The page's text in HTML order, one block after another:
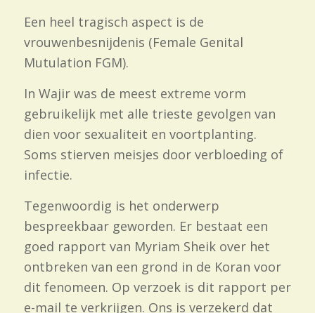
Een heel tragisch aspect is de
vrouwenbesnijdenis (Female Genital
Mutulation FGM).
In Wajir was de meest extreme vorm
gebruikelijk met alle trieste gevolgen van
dien voor sexualiteit en voortplanting.
Soms stierven meisjes door verbloeding of
infectie.
Tegenwoordig is het onderwerp
bespreekbaar geworden. Er bestaat een
goed rapport van Myriam Sheik over het
ontbreken van een grond in de Koran voor
dit fenomeen. Op verzoek is dit rapport per
e-mail te verkrijgen. Ons is verzekerd dat